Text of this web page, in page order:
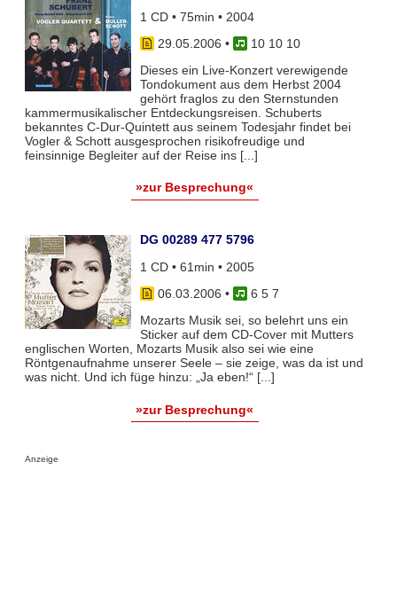
1 CD • 75min • 2004
29.05.2006 •
10 10 10
Dieses ein Live-Konzert verewigende
Tondokument aus dem Herbst 2004
gehört fraglos zu den Sternstunden
kammermusikalischer Entdeckungsreisen. Schuberts
bekanntes C-Dur-Quintett aus seinem Todesjahr findet bei
Vogler & Schott ausgesprochen risikofreudige und
feinsinnige Begleiter auf der Reise ins [...]
»zur Besprechung«
DG 00289 477 5796
1 CD • 61min • 2005
06.03.2006 •
6 5 7
Mozarts Musik sei, so belehrt uns ein
Sticker auf dem CD-Cover mit Mutters
englischen Worten, Mozarts Musik also sei wie eine
Röntgenaufnahme unserer Seele – sie zeige, was da ist und
was nicht. Und ich füge hinzu: „Ja eben!“ [...]
»zur Besprechung«
Anzeige